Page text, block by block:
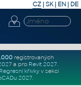
CZ | SK| EN | DE
registrovaných
a pro Revit 2027.
Regresní křivkyv sekci
2027.